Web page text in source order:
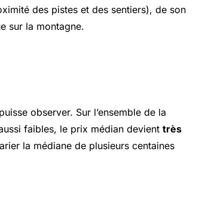
des pistes et des sentiers), de son
sur la montagne.
observer. Sur l’ensemble de la
faibles, le prix médian devient très
la médiane de plusieurs centaines